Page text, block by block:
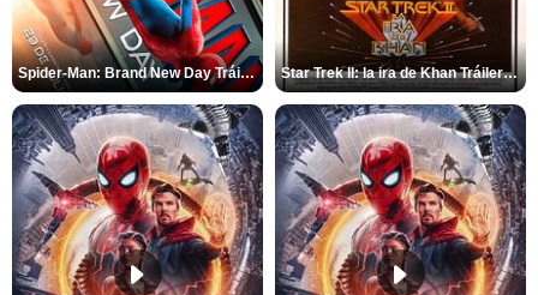
Spider-Man: Brand New Day Tráiler (3) Star Trek II: la ira de Khan Tráiler VO